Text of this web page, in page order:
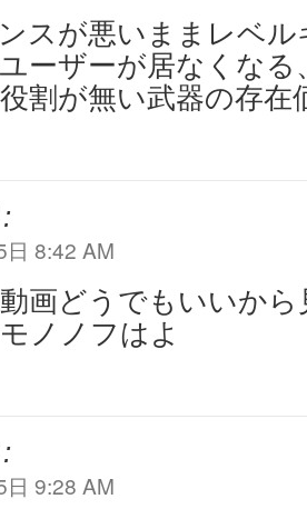
スが悪いままレベ
ーザーが居なくな
割が無い武器の存在
8:42 AM
画どうでもいいか
ノノフはよ
9:28 AM